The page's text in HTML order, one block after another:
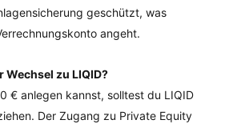
geschützt, was
angeht.
zu LIQID?
€ anlegen kannst, solltest du LIQID
Der Zugang zu Private Equity